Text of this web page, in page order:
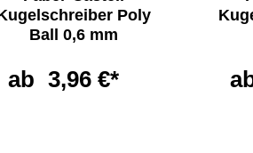
Poly
Ball 0,6 mm
ab 3,96 €*